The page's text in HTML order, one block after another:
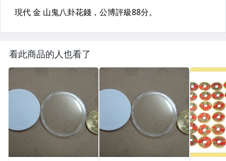
看此商品的人也看了